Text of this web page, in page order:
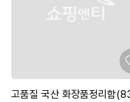
고품질 국산 화장품정리함